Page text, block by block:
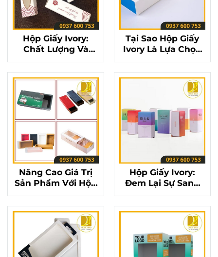
Hộp Giấy Ivory:
Chất Lượng Và
Thẩm Mỹ Đạt Đỉnh
Cao
Tại Sao Hộp Giấy
Ivory Là Lựa Chọn
Hoàn Hảo Cho Bao
Bì Sản Phẩm?
Nâng Cao Giá Trị
Sản Phẩm Với Hộp
Giấy Ivory Cao Cấp
Hộp Giấy Ivory:
Đem Lại Sự Sang
Trọng Và Tinh Tế
Cho Mỗi Sản Phẩm